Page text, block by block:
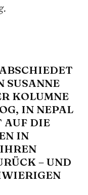
SUSANNE
KOLUMNE
IN NEPAL
AUF DIE
IN
– UND